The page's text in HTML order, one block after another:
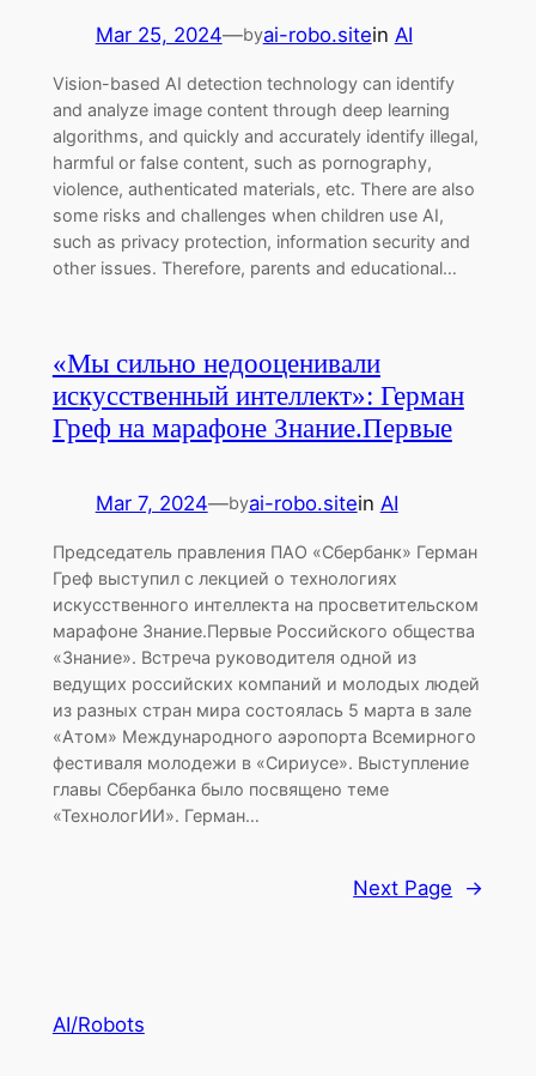
Mar 25, 2024—byai-robo.sitein AI
Vision-based AI detection technology can identify
and analyze image content through deep learning
algorithms, and quickly and accurately identify illegal,
harmful or false content, such as pornography,
violence, authenticated materials, etc. There are also
some risks and challenges when children use AI,
such as privacy protection, information security and
other issues. Therefore, parents and educational…
«Мы сильно недооценивали
искусственный интеллект»: Герман
Греф на марафоне Знание.Первые
Mar 7, 2024—byai-robo.sitein AI
Председатель правления ПАО «Сбербанк» Герман
Греф выступил с лекцией о технологиях
искусственного интеллекта на просветительском
марафоне Знание.Первые Российского общества
«Знание». Встреча руководителя одной из
ведущих российских компаний и молодых людей
из разных стран мира состоялась 5 марта в зале
«Атом» Международного аэропорта Всемирного
фестиваля молодежи в «Сириусе». Выступление
главы Сбербанка было посвящено теме
«ТехнологИИ». Герман…
Next Page →
AI/Robots